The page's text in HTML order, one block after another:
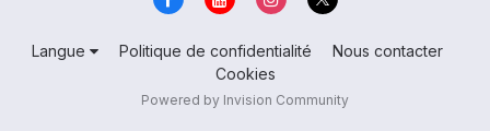
Langue Politique de confidentialité
Nous contacter
Cookies
Powered by Invision Community